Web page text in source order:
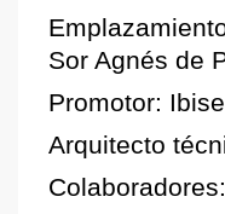
Sor Agnés de
Promotor:
Arquitecto